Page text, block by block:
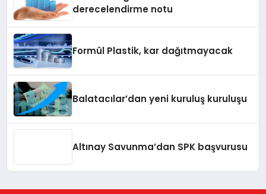
derecelendirme notu
Formül Plastik, kar dağıtmayacak
Balatacılar’dan yeni kuruluş kuruluşu
Altınay Savunma’dan SPK başvurusu